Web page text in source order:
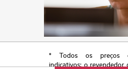
* Todos os preços
indicativos; o revendedor